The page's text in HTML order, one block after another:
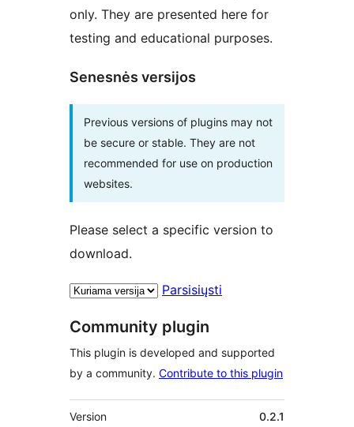
only. They are presented here for
testing and educational purposes.
Senesnės versijos
Previous versions of plugins may not
be secure or stable. They are not
recommended for use on production
websites.
Please select a specific version to
download.
Parsisiųsti
Community plugin
This plugin is developed and supported
by a community. Contribute to this plugin
Metainformacija
Version 0.2.1